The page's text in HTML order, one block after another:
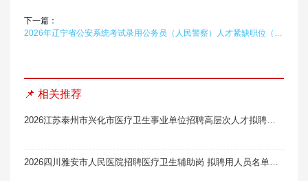
下一篇：
2026年辽宁省公安系统考试录用公务员（人民警察）人才紧缺职位（物证检验及鉴定·物证检验）在线题库题引力
📌 相关推荐